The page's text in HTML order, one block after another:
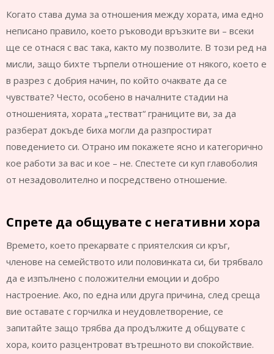
Когато става дума за отношения между хората, има едно
неписано правило, което ръководи връзките ви – всеки
ще се отнася с вас така, както му позволите. В този ред на
мисли, защо бихте търпели отношение от някого, което е
в разрез с добрия начин, по който очаквате да се
чувствате? Често, особено в началните стадии на
отношенията, хората „тестват“ границите ви, за да
разберат докъде биха могли да разпростират
поведението си. Отрано им покажете ясно и категорично
кое работи за вас и кое – не. Спестете си куп главоболия
от незадоволително и посредствено отношение.
Спрете да общувате с негативни хора
Времето, което прекарвате с приятелския си кръг,
членове на семейството или половинката си, би трябвало
да е изпълнено с положителни емоции и добро
настроение. Ако, по една или друга причина, след среща
вие оставате с горчилка и неудовлетворение, се
запитайте защо трябва да продължите д общувате с
хора, които разцентроват вътрешното ви спокойствие.